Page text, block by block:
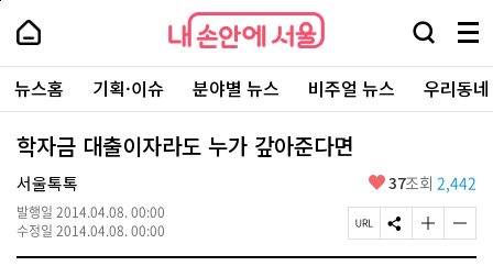
본
로
가
내
손
안
에
서
울
-
서
울
시
대
표
소
내
손
에
울
검
창
열
기
메
뉴
전
체
보
주
요
서
뉴스홈 기획·이슈 분야별 뉴스 비주얼 뉴스 우리동
학자금 대출이자라도 누가 갚아준다면
서울톡톡
발행일 2014.04.08. 00:00
수정일 2014.04.08. 00:00
좋
요
37조회 2,442
페
이
S
N
글
자
글
자
페
상
단
로